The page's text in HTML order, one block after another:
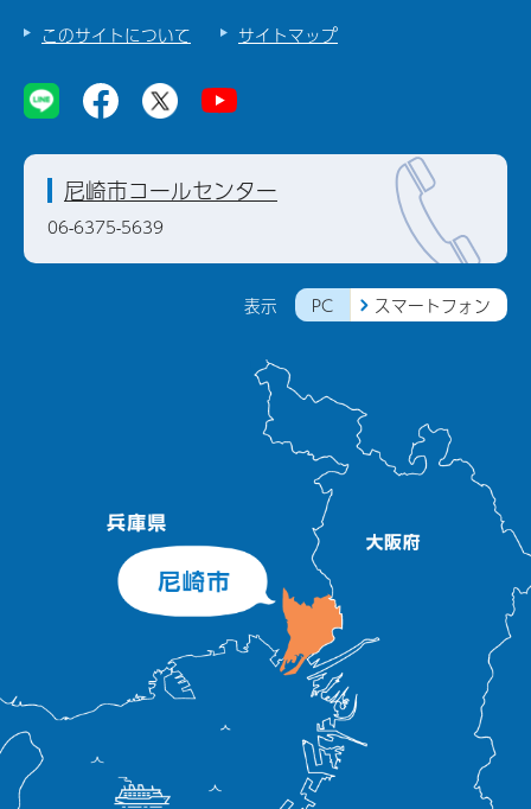
このサイトについて
サイトマップ
表示 PC スマートフォン
尼崎市コールセンター
06-6375-5639